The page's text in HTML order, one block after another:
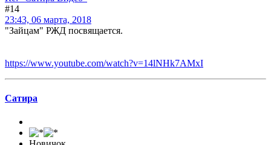
#14
23:43, 06 марта, 2018
"Зайцам" РЖД посвящается.
https://www.youtube.com/watch?v=14lNHk7AMxI
Сатира